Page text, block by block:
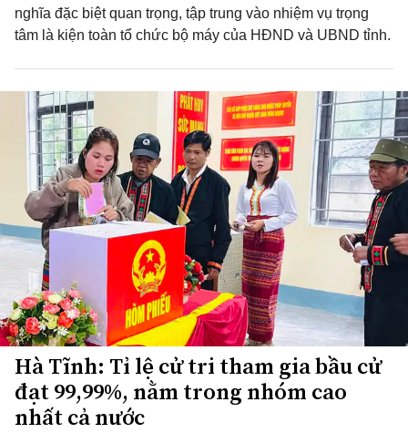
nghĩa đặc biệt quan trọng, tập trung vào nhiệm vụ trọng
tâm là kiện toàn tổ chức bộ máy của HĐND và UBND tỉnh.
Hà Tĩnh: Tỉ lệ cử tri tham gia bầu cử
đạt 99,99%, nằm trong nhóm cao
nhất cả nước